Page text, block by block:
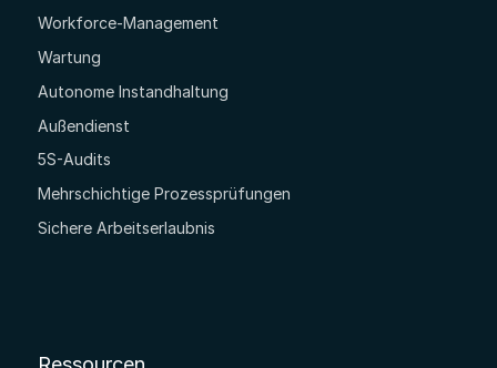
Workforce-Management
Wartung
Autonome Instandhaltung
Außendienst
5S-Audits
Mehrschichtige Prozessprüfungen
Sichere Arbeitserlaubnis